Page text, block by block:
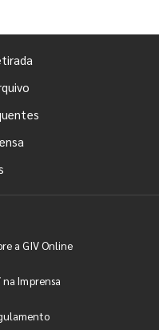
a GIV Online
na Imprensa